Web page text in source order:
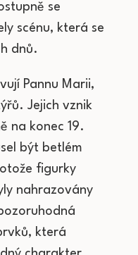
se
scénu, která se
dnů.
Pannu Marii,
Jejich vznik
na konec 19.
být betlém
figurky
nahrazovány
která